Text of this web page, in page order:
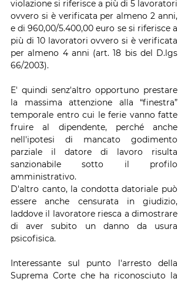
violazione si riferisce a più di 5 lavoratori
ovvero si è verificata per almeno 2 anni,
e di 960,00/5.400,00 euro se si riferisce a
più di 10 lavoratori ovvero si è verificata
per almeno 4 anni (art. 18 bis del D.lgs
66/2003).
E' quindi senz'altro opportuno prestare
la massima attenzione alla “finestra”
temporale entro cui le ferie vanno fatte
fruire al dipendente, perché anche
nell'ipotesi di mancato godimento
parziale il datore di lavoro risulta
sanzionabile sotto il profilo
amministrativo.
D'altro canto, la condotta datoriale può
essere anche censurata in giudizio,
laddove il lavoratore riesca a dimostrare
di aver subito un danno da usura
psicofisica.
Interessante sul punto l'arresto della
Suprema Corte che ha riconosciuto la